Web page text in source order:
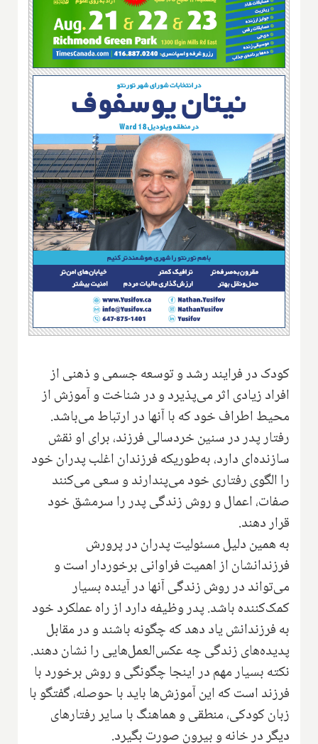
کودک در فرایند رشد و توسعه جسمی و ذهنی از
افراد زیادی اثر می‌پذیرد و در شناخت و آموزش از
محیط اطراف خود که با آنها در ارتباط می‌باشد.
رفتار پدر در سنین خردسالی فرزند، برای او نقش
سازنده‌ای دارد، به‌طوریکه فرزندان اغلب پدران خود
را الگوی رفتاری خود می‌پندارند و سعی می‌کنند
صفات، اعمال و روش زندگی پدر را سرمشق خود
قرار دهند.‌
به همین دلیل مسئولیت پدران در پرورش
فرزندانشان از اهمیت فراوانی برخوردار است و
می‌تواند در روش زندگی آنها در آینده بسیار
کمک‌کننده باشد. پدر وظیفه دارد از راه عملکرد خود
به فرزندانش یاد دهد که چگونه باشند و در مقابل
پدیده‌های زندگی چه عکس‌العمل‌هایی را نشان دهند.
نکته بسیار مهم در اینجا چگونگی و روش برخورد با
فرزند است که این آموزش‌ها باید با حوصله، گفتگو با
زبان کودکی، منطقی و هماهنگ با سایر رفتارهای
دیگر در خانه و بیرون صورت بگیرد.